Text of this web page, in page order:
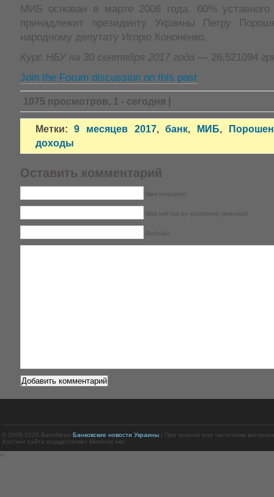
МИБ основан в марте 2008 года. 60%
принадлежит президенту Украины Петру
народному депутату Игорю Кононенко.
Курс НБУ на 30 сентября 2017 года — 26,521094
Join the Forum discussion on this post
1075 просмотров, 1 - сегодня |
Метки:9 месяцев 2017,банк, МИБ,
доходы
Оставить комментарий
Имя (required)
Mail (will not be published) (required)
Вебсайт
© 2008-2020 BankNews Банковские новости Украины| При полном или частичном
Хостинг сайта осуществляет Mirohost.net.
<